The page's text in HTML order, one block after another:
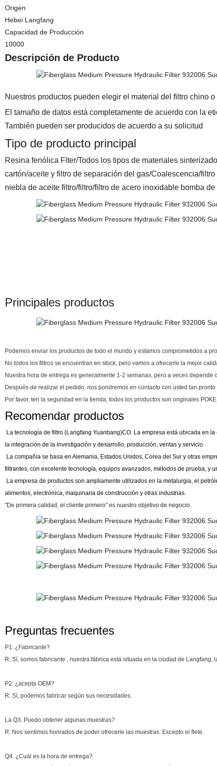
Origen
Hebei Langfang
Capacidad de Producción
10000
Descripción de Producto
Nuestros productos pueden elegir el material del filtro chino
El tamaño de datos está completamente de acuerdo con la
También pueden ser producidos de acuerdo a su solicitud
Tipo de producto principal
Resina fenólica Flter/Todos los tipos de materiales
cartón/aceite y filtro de separación del gas/Coalescencia/
niebla de aceite filtro/filtro/filtro de acero inoxidable bomba
Principales productos
Podemos enviar los productos de todo el mundo y estamos comprometidos a
No todos los filtros se encuentran en stock, pero vamos a ofrecerle la mejor
Nuestra hora de entrega es generalmente 1-2 semanas, pero a veces
Después de realizar el pedido, nos pondremos en contacto con usted tan
Por favor, ten la seguridad en la tienda, todos los productos son originales
Recomendar productos
La tecnología de filtro (Langfang Yuanbang)CO. La empresa está ubicada en
la integración de la investigación y desarrollo, producción, ventas y servicio.
La compañía se basa en Alemania, Estados Unidos, Corea del Sur y otras
filtrantes, con excelente tecnología, equipos avanzados, métodos de prueba, y
La empresa de productos son ampliamente utilizados en la metalurgia, el
alimentos, electrónica, maquinaria de construcción y otras industrias.
"De primera calidad, el cliente primero" es nuestro objetivo de negocio.
Preguntas frecuentes
P1: ¿Fabricante?
R: Sí, somos fabricante , nuestra fábrica está situada en la ciudad de
P2: ¿acepta OEM?
R: Sí, podemos fabricar según sus necesidades.
La Q3. Puedo obtener algunas muestras?
R: Nos sentimos honrados de poder ofrecerle las muestras. Excepto el flete.
Q4. ¿Cuál es la hora de entrega?